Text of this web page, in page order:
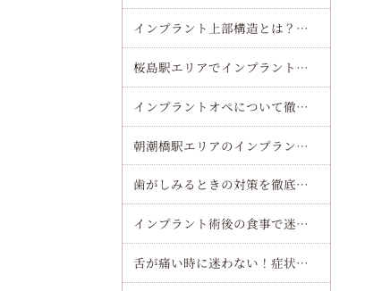
インプラント上部構造とは？種類・素材・費用・交換時期までわかりやすく解説
桜島駅エリアでインプラント（オールオンフォー）治療の魅力を徹底解説
インプラントオペについて徹底解説！流れや痛み・費用まで安心してわかるガイド
朝潮橋駅エリアのインプラント（オールオンフォー）で費用や流れを徹底解説！安心して通院できる秘訣をチェック
歯がしみるときの対策を徹底解説！原因別セルフケアと受診目安を短時間で理解する方法
インプラント術後の食事で迷わない完全ガイド！当日から一週間まで痛みを最小化するコツ
舌が痛い時に迷わない！症状別・部位別の受診ガイドと病院の選び方